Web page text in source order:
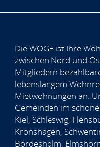
Die WOGE ist Ihre
zwischen Nord und
Mitgliedern
lebenslangem
Mietwohnungen an.
Gemeinden im
Kiel, Schleswig,
Kronshagen,
Bordesholm,